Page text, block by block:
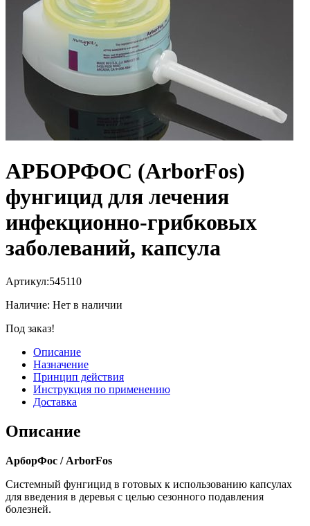
АРБОРФОС (ArborFos)
фунгицид для лечения
инфекционно-грибковых
заболеваний, капсула
Артикул:545110
Наличие: Нет в наличии
Под заказ!
Описание
Назначение
Принцип действия
Инструкция по применению
Доставка
Описание
АрборФос / ArborFos
Системный фунгицид в готовых к использованию капсулах
для введения в деревья с целью сезонного подавления
болезней.